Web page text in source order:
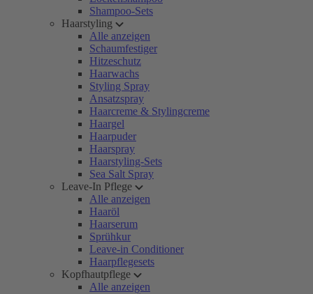
Shampoo-Sets
Haarstyling
Alle anzeigen
Schaumfestiger
Hitzeschutz
Haarwachs
Styling Spray
Ansatzspray
Haarcreme & Stylingcreme
Haargel
Haarpuder
Haarspray
Haarstyling-Sets
Sea Salt Spray
Leave-In Pflege
Alle anzeigen
Haaröl
Haarserum
Sprühkur
Leave-in Conditioner
Haarpflegesets
Kopfhautpflege
Alle anzeigen